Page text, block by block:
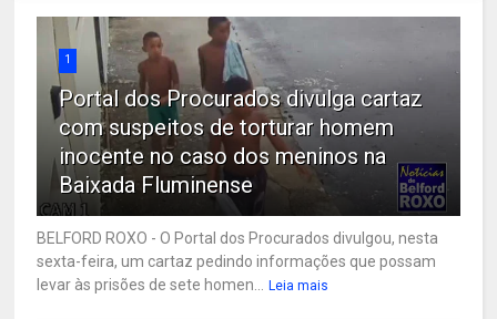
1
Portal dos Procurados divulga cartaz
com suspeitos de torturar homem
inocente no caso dos meninos na
Baixada Fluminense
BELFORD ROXO - O Portal dos Procurados divulgou, nesta
sexta-feira, um cartaz pedindo informações que possam
levar às prisões de sete homen...
Leia mais